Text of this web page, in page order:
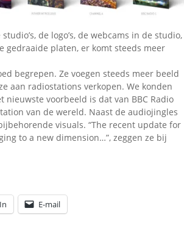
de logo’s, de webcams in de studio,
platen, er komt steeds meer
begrepen. Ze voegen steeds meer beeld
aan radiostations verkopen. We konden
nieuwste voorbeeld is dat van BBC Radio
van de wereld. Naast de audiojingles
visuals. “The recent update for
to a new dimension…”, zeggen ze bij
E-mail